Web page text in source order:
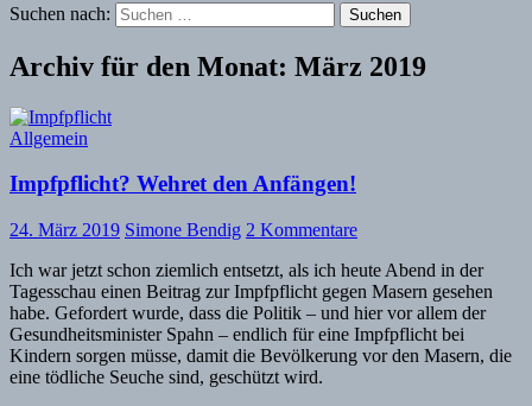
Suchen nach:
Archiv für den Monat: März 2019
Allgemein
Impfpflicht? Wehret den Anfängen!
24. März 2019 Simone Bendig 2 Kommentare
Ich war jetzt schon ziemlich entsetzt, als ich heute Abend in der
Tagesschau einen Beitrag zur Impfpflicht gegen Masern gesehen
habe. Gefordert wurde, dass die Politik – und hier vor allem der
Gesundheitsminister Spahn – endlich für eine Impfpflicht bei
Kindern sorgen müsse, damit die Bevölkerung vor den Masern, die
eine tödliche Seuche sind, geschützt wird.